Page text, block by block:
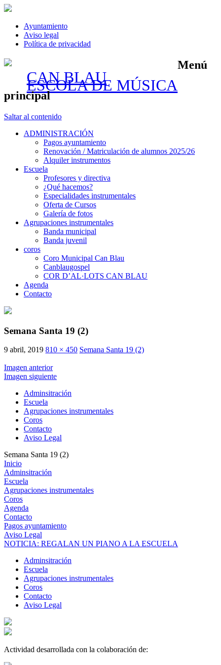
Ayuntamiento
Aviso legal
Política de privacidad
CAN BLAU
ESCOLA DE MÚSICA
Menú
principal
Saltar al contenido
ADMINISTRACIÓN
Pagos ayuntamiento
Renovación / Matriculación de alumnos 2025/26
Alquiler instrumentos
Escuela
Profesores y directiva
¿Qué hacemos?
Especialidades instrumentales
Oferta de Cursos
Galería de fotos
Agrupaciones instrumentales
Banda municipal
Banda juvenil
coros
Coro Municipal Can Blau
Canblaugospel
COR D’AL·LOTS CAN BLAU
Agenda
Contacto
Semana Santa 19 (2)
9 abril, 2019 810 × 450 Semana Santa 19 (2)
Imagen anterior
Imagen siguiente
Adminsitración
Escuela
Agrupaciones instrumentales
Coros
Contacto
Aviso Legal
Semana Santa 19 (2)
Inicio
Adminsitración
Escuela
Agrupaciones instrumentales
Coros
Agenda
Contacto
Pagos ayuntamiento
Aviso Legal
NOTICIA: REGALAN UN PIANO A LA ESCUELA
Adminsitración
Escuela
Agrupaciones instrumentales
Coros
Contacto
Aviso Legal
Actividad desarrollada con la colaboración de: